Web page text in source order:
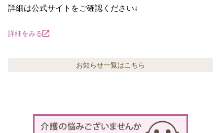
詳細は公式サイトをご確認ください↓
詳細をみる
お知らせ一覧はこちら